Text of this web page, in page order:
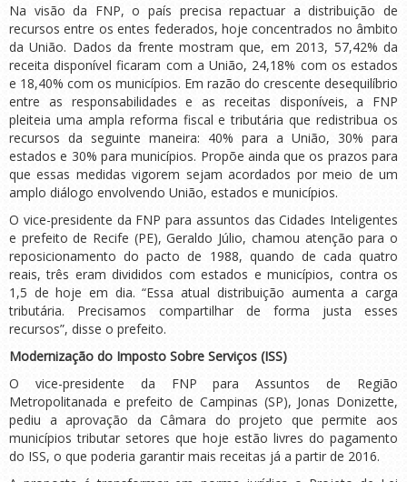
Na visão da FNP, o país precisa repactuar a distribuição de
recursos entre os entes federados, hoje concentrados no âmbito
da União. Dados da frente mostram que, em 2013, 57,42% da
receita disponível ficaram com a União, 24,18% com os estados
e 18,40% com os municípios. Em razão do crescente desequilíbrio
entre as responsabilidades e as receitas disponíveis, a FNP
pleiteia uma ampla reforma fiscal e tributária que redistribua os
recursos da seguinte maneira: 40% para a União, 30% para
estados e 30% para municípios. Propõe ainda que os prazos para
que essas medidas vigorem sejam acordados por meio de um
amplo diálogo envolvendo União, estados e municípios.
O vice-presidente da FNP para assuntos das Cidades Inteligentes
e prefeito de Recife (PE), Geraldo Júlio, chamou atenção para o
reposicionamento do pacto de 1988, quando de cada quatro
reais, três eram divididos com estados e municípios, contra os
1,5 de hoje em dia. “Essa atual distribuição aumenta a carga
tributária. Precisamos compartilhar de forma justa esses
recursos”, disse o prefeito.
Modernização do Imposto Sobre Serviços (ISS)
O vice-presidente da FNP para Assuntos de Região
Metropolitanada e prefeito de Campinas (SP), Jonas Donizette,
pediu a aprovação da Câmara do projeto que permite aos
municípios tributar setores que hoje estão livres do pagamento
do ISS, o que poderia garantir mais receitas já a partir de 2016.